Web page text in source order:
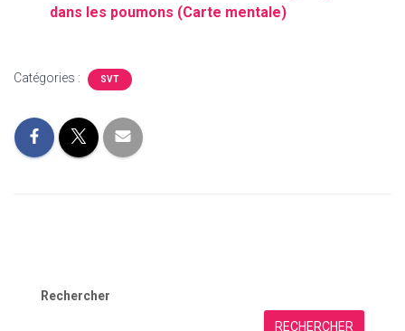
dans les poumons (Carte mentale)
Catégories : SVT
Rechercher
RECHERCHER